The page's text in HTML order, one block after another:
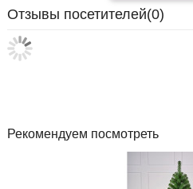
Отзывы посетителей(0)
Рекомендуем посмотреть